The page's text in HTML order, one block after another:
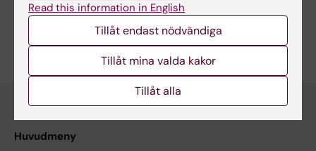
Huvudmeny
Read this information in English
Tillåt endast nödvändiga
Tillåt mina valda kakor
Tillåt alla